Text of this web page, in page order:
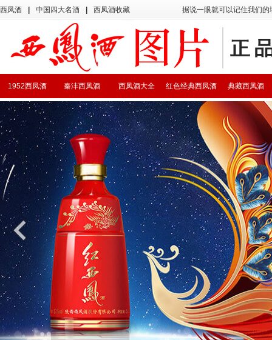
西凤酒 中国四大名酒 西凤酒收藏 据说一眼就可以记住我们
典藏西凤酒
红色经典西凤酒
西凤酒大全
秦沣西凤酒
1952西凤酒